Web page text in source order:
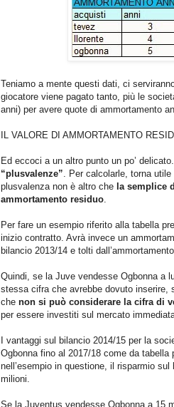
Teniamo a mente questi dati, ci
giocatore viene pagato tanto, più le
anni) per avere quote di ammortamento
IL VALORE DI AMMORTAMENTO
Ed eccoci a un altro punto un po’
“plusvalenze”. Per calcolarle, torna
plusvalenza non è altro che la semplice
ammortamento residuo.
Per fare un esempio riferito alla tabella
inizio contratto. Avrà invece un
bilancio 2013/14 e tolti
Quindi, se la Juve vendesse Ogbonna a
stessa cifra che avrebbe dovuto inserire,
che non si può considerare la cifra di
per essere investiti sul mercato
I vantaggi sul bilancio 2014/15 per la
Ogbonna fino al 2017/18 come da
nell’esempio in questione, il risparmio
milioni.
Se la Juventus vendesse Ogbonna a 15